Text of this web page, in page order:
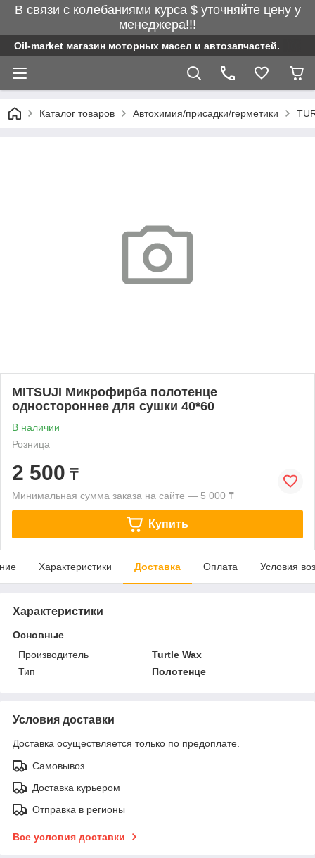
В связи с колебаниями курса $ уточняйте цену у
менеджера!!!
Oil-market магазин моторных масел и автозапчастей.
Каталог товаров Автохимия/присадки/герметики
MITSUJI Микрофирба полотенце
одностороннее для сушки 40*60
В наличии
Розница
2 500 ₸
Минимальная сумма заказа на сайте — 5 000 ₸
Купить
Характеристики Доставка Оплата Условия
Характеристики
Основные
Производитель
Turtle Wax
Тип
Полотенце
Условия доставки
Доставка осуществляется только по предоплате.
Самовывоз
Доставка курьером
Отправка в регионы
Все условия доставки